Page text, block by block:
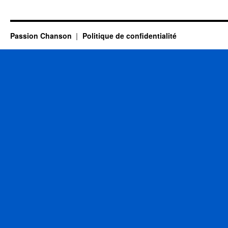
Passion Chanson Politique de confidentialité